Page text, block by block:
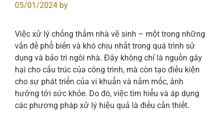
05/01/2024 by
Việc xử lý chống thấm nhà vệ sinh – một trong những
vấn đề phổ biến và khó chịu nhất trong quá trình sử
dụng và bảo trì ngôi nhà. Đây không chỉ là nguồn gây
hại cho cấu trúc của công trình, mà còn tạo điều kiện
cho sự phát triển của vi khuẩn và nấm mốc, ảnh
hưởng tới sức khỏe. Do đó, việc tìm hiểu và áp dụng
các phương pháp xử lý hiệu quả là điều cần thiết.